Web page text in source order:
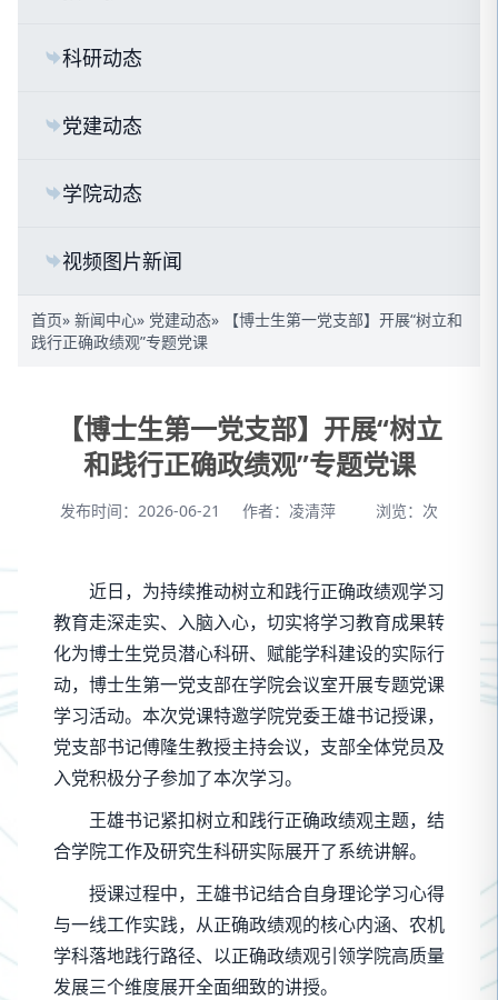
科研动态
党建动态
学院动态
视频图片新闻
首页» 新闻中心» 党建动态» 【博士生第一党支部】开展“树立和
践行正确政绩观”专题党课
【博士生第一党支部】开展“树立
和践行正确政绩观”专题党课
发布时间：2026-06-21 作者：凌清萍 浏览： 次
近日，为持续推动树立和践行正确政绩观学习
教育走深走实、入脑入心，切实将学习教育成果转
化为博士生党员潜心科研、赋能学科建设的实际行
动，博士生第一党支部在学院会议室开展专题党课
学习活动。本次党课特邀学院党委王雄书记授课，
党支部书记傅隆生教授主持会议，支部全体党员及
入党积极分子参加了本次学习。
王雄书记紧扣树立和践行正确政绩观主题，结
合学院工作及研究生科研实际展开了系统讲解。
授课过程中，王雄书记结合自身理论学习心得
与一线工作实践，从正确政绩观的核心内涵、农机
学科落地践行路径、以正确政绩观引领学院高质量
发展三个维度展开全面细致的讲授。